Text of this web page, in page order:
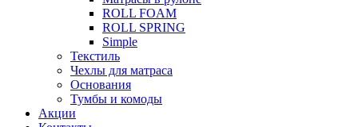
ROLL FOAM
ROLL SPRING
Simple
Текстиль
Чехлы для матраса
Основания
Тумбы и комоды
Акции